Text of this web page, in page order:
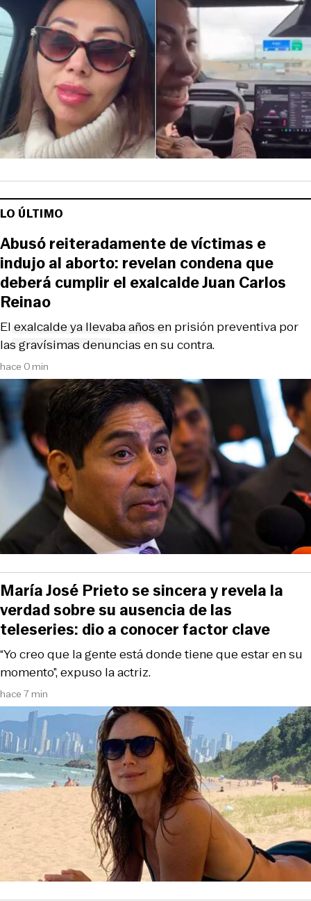
LO ÚLTIMO
hace 0 min
El exalcalde ya llevaba años en prisión preventiva por
las gravísimas denuncias en su contra.
Abusó reiteradamente de víctimas e
indujo al aborto: revelan condena que
deberá cumplir el exalcalde Juan Carlos
Reinao
hace 7 min
“Yo creo que la gente está donde tiene que estar en su
momento”, expuso la actriz.
María José Prieto se sincera y revela la
verdad sobre su ausencia de las
teleseries: dio a conocer factor clave